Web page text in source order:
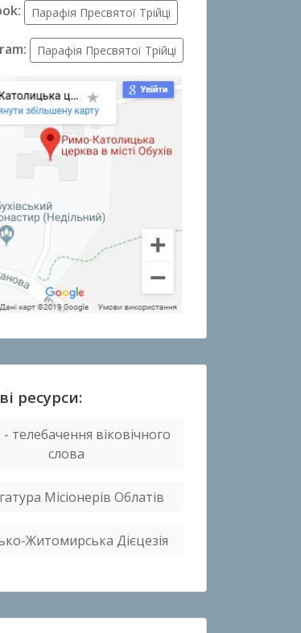
Парафія Пресвятої Трійці
Парафія Пресвятої Трійці
ресурси:
- телебачення віковічного
слова
Місіонерів Облатів
Житомирська Дієцезія